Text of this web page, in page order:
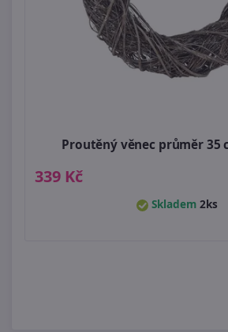
Proutěný věnec průměr 35
339 Kč
Skladem 2ks